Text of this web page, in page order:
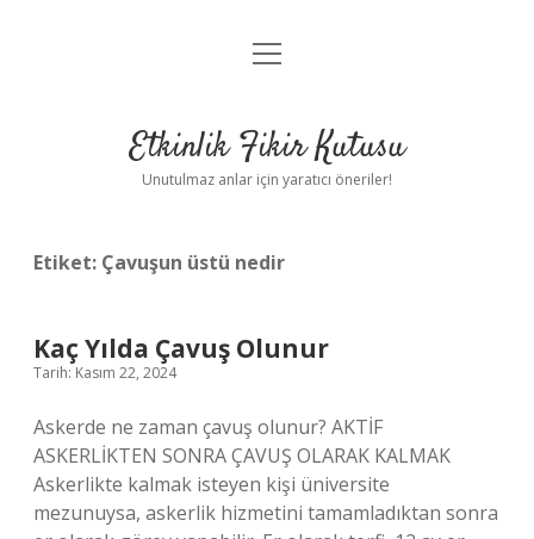
Anasayfa
Yasal Uyarı
menüyü
Etkinlik Fikir Kutusu
Unutulmaz anlar için yaratıcı öneriler!
Etiket: Çavuşun üstü nedir
Kaç Yılda Çavuş Olunur
Tarih: Kasım 22, 2024
Askerde ne zaman çavuş olunur? AKTİF
ASKERLİKTEN SONRA ÇAVUŞ OLARAK KALMAK
Askerlikte kalmak isteyen kişi üniversite
mezunuysa, askerlik hizmetini tamamladıktan sonra